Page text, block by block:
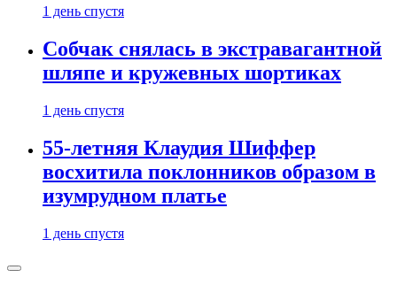
1 день спустя
Собчак снялась в экстравагантной
шляпе и кружевных шортиках
1 день спустя
55-летняя Клаудия Шиффер
восхитила поклонников образом в
изумрудном платье
1 день спустя